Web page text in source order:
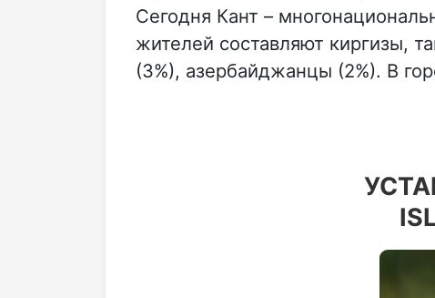
Сегодня Кант –
жителей составляют киргизы,
(3%), азербайджанцы (2%). В